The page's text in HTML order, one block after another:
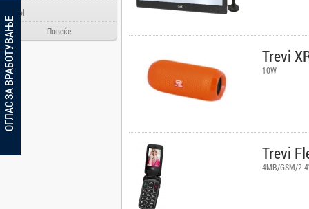
Ainol
Alcatel
Allview
Aloha Day
AMD
AOC
Apache
Повеќе
Trevi
10W
Trevi
4MB/GSM/
ОГЛАС ЗА ВРАБОТУВАЊЕ